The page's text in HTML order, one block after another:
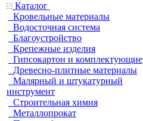
Каталог
Кровельные материалы
Водосточная система
Благоустройство
Крепежные изделия
Гипсокартон и комплектующие
Древесно-плитные материалы
Малярный и штукатурный
инструмент
Строительная химия
Металлопрокат